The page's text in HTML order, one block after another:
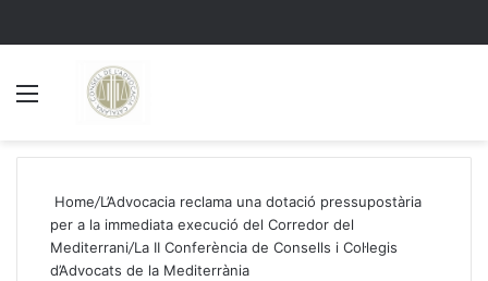
Home/L’Advocacia reclama una dotació pressupostària
per a la immediata execució del Corredor del
Mediterrani/La II Conferència de Consells i Col·legis
d’Advocats de la Mediterrània